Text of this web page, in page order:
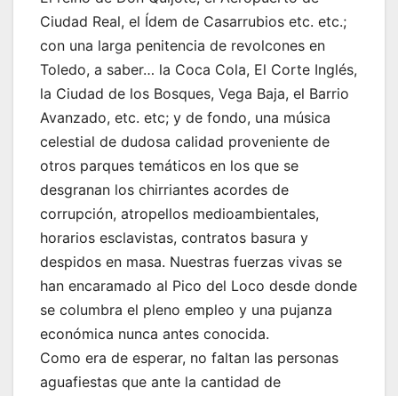
Ciudad Real, el Ídem de Casarrubios etc. etc.;
con una larga penitencia de revolcones en
Toledo, a saber… la Coca Cola, El Corte Inglés,
la Ciudad de los Bosques, Vega Baja, el Barrio
Avanzado, etc. etc; y de fondo, una música
celestial de dudosa calidad proveniente de
otros parques temáticos en los que se
desgranan los chirriantes acordes de
corrupción, atropellos medioambientales,
horarios esclavistas, contratos basura y
despidos en masa. Nuestras fuerzas vivas se
han encaramado al Pico del Loco desde donde
se columbra el pleno empleo y una pujanza
económica nunca antes conocida.
Como era de esperar, no faltan las personas
aguafiestas que ante la cantidad de